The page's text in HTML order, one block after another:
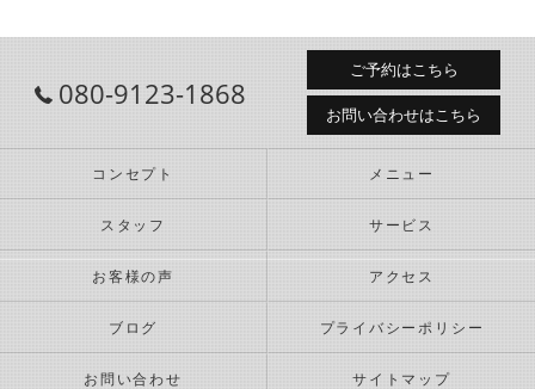
080-9123-1868
ご予約はこちら
お問い合わせはこちら
コンセプト メニュー
スタッフ サービス
お客様の声 アクセス
ブログ プライバシーポリシー
お問い合わせ サイトマップ